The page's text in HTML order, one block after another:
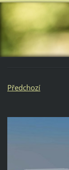
Předchozí